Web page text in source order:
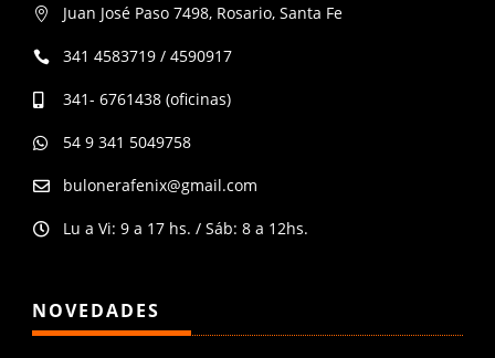
 Juan José Paso 7498, Rosario, Santa Fe
 341 4583719 / 4590917
 341- 6761438 (oficinas)
 54 9 341 5049758
 bulonerafenix@gmail.com
 Lu a Vi: 9 a 17 hs. / Sáb: 8 a 12hs.
NOVEDADES